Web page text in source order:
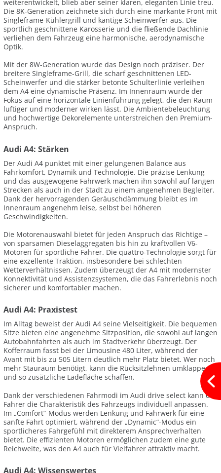
weiterentwickelt, blieb aber seiner klaren, eleganten Linie treu.
Die 8K-Generation zeichnete sich durch eine markante Front mit
Singleframe-Kühlergrill und kantige Scheinwerfer aus. Die
sportlich geschnittene Karosserie und die fließende Dachlinie
verliehen dem Fahrzeug eine harmonische, aerodynamische
Optik.
Mit der 8W-Generation wurde das Design noch präziser. Der
breitere Singleframe-Grill, die scharf geschnittenen LED-
Scheinwerfer und die stärker betonte Schulterlinie verleihen
dem A4 eine dynamische Präsenz. Im Innenraum wurde der
Fokus auf eine horizontale Linienführung gelegt, die den Raum
luftiger und moderner wirken lässt. Die Ambientebeleuchtung
und hochwertige Dekorelemente unterstreichen den Premium-
Anspruch.
Audi A4: Stärken
Der Audi A4 punktet mit einer gelungenen Balance aus
Fahrkomfort, Dynamik und Technologie. Die präzise Lenkung
und das ausgewogene Fahrwerk machen ihn sowohl auf langen
Strecken als auch in der Stadt zu einem angenehmen Begleiter.
Dank der hervorragenden Geräuschdämmung bleibt es im
Innenraum angenehm leise, selbst bei höheren
Geschwindigkeiten.
Die Motorenauswahl bietet für jeden Anspruch das Richtige –
von sparsamen Dieselaggregaten bis hin zu kraftvollen V6-
Motoren für sportliche Fahrer. Die quattro-Technologie sorgt für
eine exzellente Traktion, insbesondere bei schlechten
Wetterverhältnissen. Zudem überzeugt der A4 mit modernster
Konnektivität und Assistenzsystemen, die das Fahrerlebnis noch
sicherer und komfortabler machen.
Audi A4: Praxistest
Im Alltag beweist der Audi A4 seine Vielseitigkeit. Die bequemen
Sitze bieten eine angenehme Sitzposition, die sowohl auf langen
Autobahnfahrten als auch im Stadtverkehr überzeugt. Der
Kofferraum fasst bei der Limousine 480 Liter, während der
Avant mit bis zu 505 Litern deutlich mehr Platz bietet. Wer noch
mehr Stauraum benötigt, kann die Rücksitzlehnen umklappen
und so zusätzliche Ladefläche schaffen.
Dank der verschiedenen Fahrmodi im Audi drive select kann der
Fahrer die Charakteristik des Fahrzeugs individuell anpassen.
Im „Comfort“-Modus werden Lenkung und Fahrwerk für eine
sanfte Fahrt optimiert, während der „Dynamic“-Modus ein
sportlicheres Fahrgefühl mit direkterem Ansprechverhalten
bietet. Die effizienten Motoren ermöglichen zudem eine gute
Reichweite, was den A4 auch für Vielfahrer attraktiv macht.
Audi A4: Wissenswertes